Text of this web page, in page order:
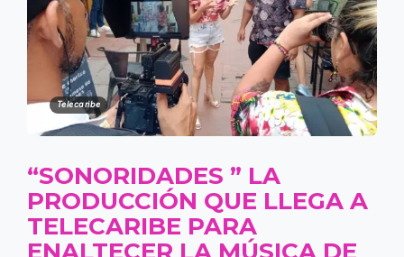
Telecaribe
“SONORIDADES ” LA
PRODUCCIÓN QUE LLEGA A
TELECARIBE PARA